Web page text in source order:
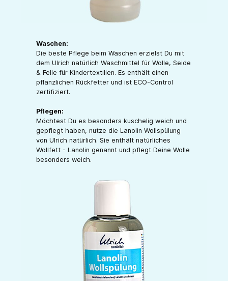
Waschen:
Die beste Pflege beim Waschen erzielst Du mit
dem Ulrich natürlich Waschmittel für Wolle, Seide
& Felle für Kindertextilien. Es enthält einen
pflanzlichen Rückfetter und ist ECO-Control
zertifiziert.
Pflegen:
Möchtest Du es besonders kuschelig weich und
gepflegt haben, nutze die Lanolin Wollspülung
von Ulrich natürlich. Sie enthält natürliches
Wollfett - Lanolin genannt und pflegt Deine Wolle
besonders weich.